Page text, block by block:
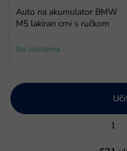
Auto na akumulator BMW
M5 lakiran crni s ručkom
Na zalihama
1